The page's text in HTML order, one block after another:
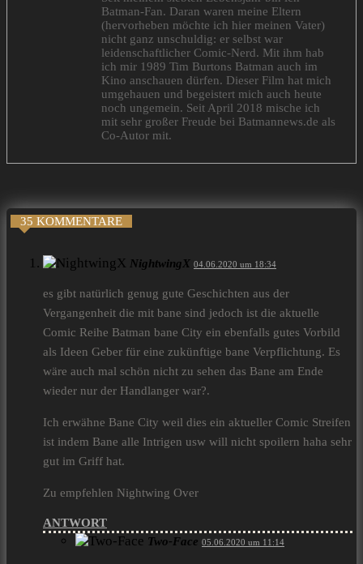
Batman-Fan. Daran waren meine Eltern
(hervorheben möchte ich hier meinen Vater)
nicht ganz unschuldig: er selbst war
leidenschaftlicher Comic-Nerd. Mit ihm hab
ich mir 1989 Tim Burtons Batman auch im
Kino anschauen dürfen. Dieser Film hat mich
umgehauen und begeistert mich auch heute
noch ungemein. Seit April 2018 mische ich
mit sehr großer Freude bei Batmannews.de als
Co-Autor mit.
35 KOMMENTARE
NightwingX 04.06.2020 um 18:34
es gibt natürlich genug gute Geschichten aus der
Vergangenheit die mit bane sind jedoch ist die aktuelle
Comic Reihe Batman bane City ein ebenfalls gutes Vorbild
als Ideen Geber für eine zukünftige bane Verpflichtung. Es
wäre auch mal schön nicht zu sehen das Bane am Ende
wieder nur der Handlanger war?.
Ich erwähne Bane City weil dies ein aktueller Comic Streifen
ist indem Bane alle Intrigen usw will nicht spoilern haha sehr
gut im Griff hat.
Zu empfehlen Nightwing Over
ANTWORT
Two-Face 05.06.2020 um 11:14